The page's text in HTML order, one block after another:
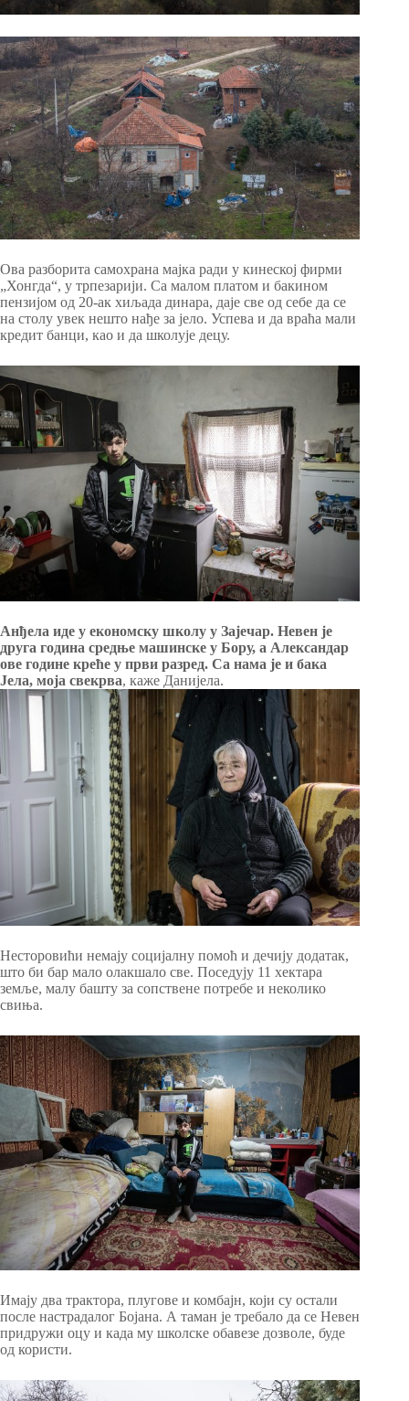
Ова разборита самохрана мајка ради у кинеској фирми
„Хонгда“, у трпезарији. Са малом платом и бакином
пензијом од 20-ак хиљада динара, даје све од себе да се
на столу увек нешто нађе за јело. Успева и да враћа мали
кредит банци, као и да школује децу.
Анђела иде у економску школу у Зајечар. Невен је
друга година средње машинске у Бору, а Александар
ове године креће у први разред. Са нама је и бака
Јела, моја свекрва, каже Данијела.
Несторовићи немају социјалну помоћ и дечију додатак,
што би бар мало олакшало све. Поседују 11 хектара
земље, малу башту за сопствене потребе и неколико
свиња.
Имају два трактора, плугове и комбајн, који су остали
после настрадалог Бојана. А таман је требало да се Невен
придружи оцу и када му школске обавезе дозволе, буде
од користи.